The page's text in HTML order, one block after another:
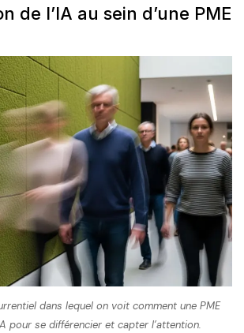
de l’IA au sein d’une PME
dans lequel on voit comment une PME
pour se différencier et capter l’attention.